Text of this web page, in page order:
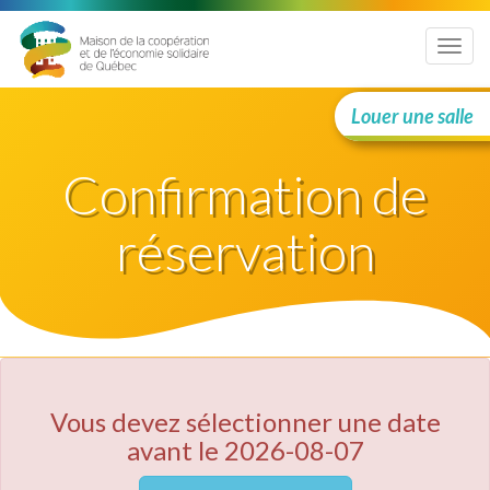
Menu
Louer une salle
Confirmation de
réservation
Vous devez sélectionner une date
avant le 2026-08-07